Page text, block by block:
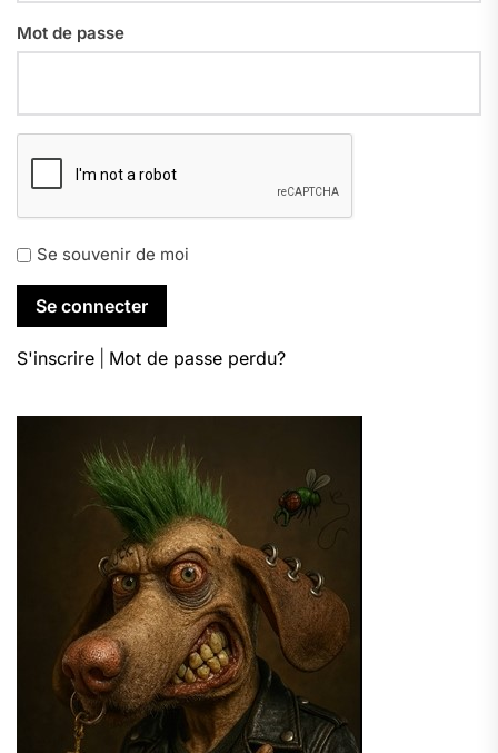
Mot de passe
Se souvenir de moi
S'inscrire Mot de passe perdu?